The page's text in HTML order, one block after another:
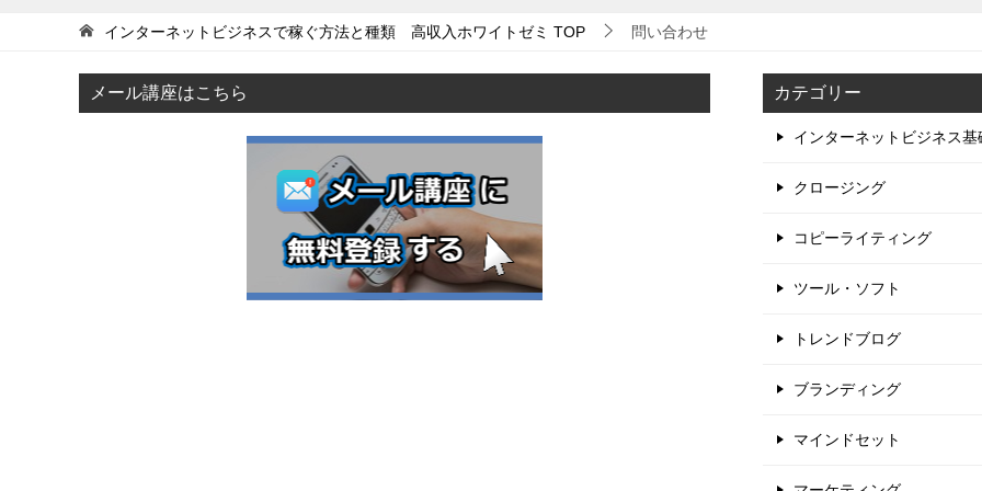
インターネットビジネスで稼ぐ方法と種類 高収入ホワイトゼミ TOP 問い合わせ
メール講座はこちら カテゴリー
インターネットビジネス基
クロージング
コピーライティング
ツール・ソフト
トレンドブログ
ブランディング
マインドセット